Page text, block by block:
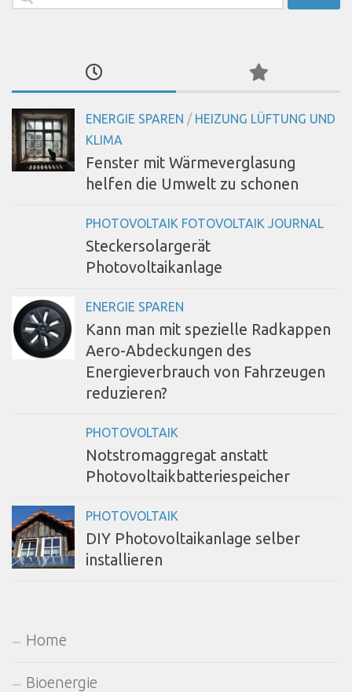
ENERGIE SPAREN / HEIZUNG LÜFTUNG UND
KLIMA
Fenster mit Wärmeverglasung
helfen die Umwelt zu schonen
PHOTOVOLTAIK FOTOVOLTAIK JOURNAL
Steckersolargerät
Photovoltaikanlage
ENERGIE SPAREN
Kann man mit spezielle Radkappen
Aero-Abdeckungen des
Energieverbrauch von Fahrzeugen
reduzieren?
PHOTOVOLTAIK
Notstromaggregat anstatt
Photovoltaikbatteriespeicher
PHOTOVOLTAIK
DIY Photovoltaikanlage selber
installieren
Home
Bioenergie